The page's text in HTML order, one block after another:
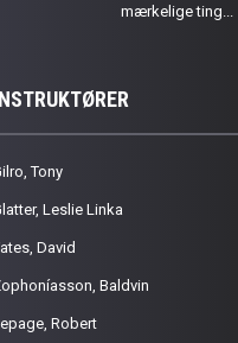
mærkelige ting...
Tony
Leslie Linka
David
Baldvin
Robert